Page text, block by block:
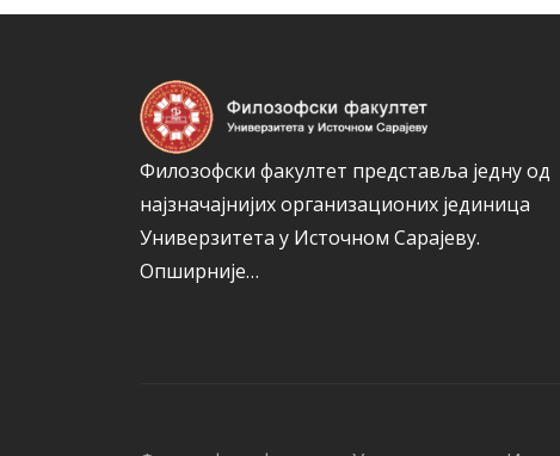
Филозофски факултет представља једну од
најзначајнијих организационих јединица
Универзитета у Источном Сарајеву.
Опширније…